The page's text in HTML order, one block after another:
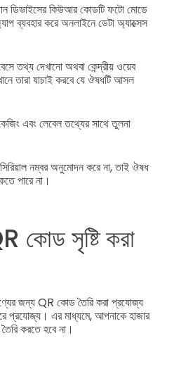
ডিভাইসের কিউআর কোডটি ফটো মোডে
ব্যবহার করে অনলাইনে ডেটা অ্যাক্সেস
তথ্য দেখানো অথবা কেন্দ্রীয় ওয়েব
তারা যাচাই করবে যে ঔষধটি আসল
এবং লেবেল তথ্যের সাথে তুলনা
নম্বর অনুমোদন করে না, তাই ঔষধ
পারে না।
কোড সৃষ্টি করা
জন্য QR কোড তৈরি করা প্রযোজ্য
প্রযোজ্য। এর মাধ্যমে, আপনাকে হাজার
করতে হবে না।